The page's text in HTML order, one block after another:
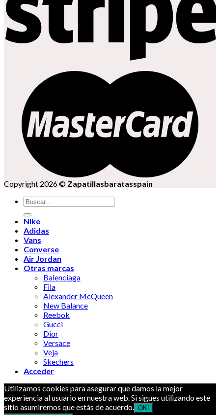
Copyright 2026 © Zapatillasbaratasspain
Buscar
por:
Nike
Adidas
Vans
Converse
Air Jordan
Otras marcas
Balenciaga
Fila
Alexander McQueen
New Balance
Reebok
Gucci
Dior
Versace
Veja
Skechers
Acceder
Utilizamos cookies para asegurar que damos la mejor
experiencia al usuario en nuestra web. Si sigues utilizando este
sitio asumiremos que estás de acuerdo. OK!